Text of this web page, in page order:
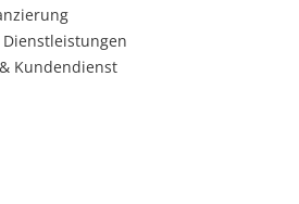
Kundendienst